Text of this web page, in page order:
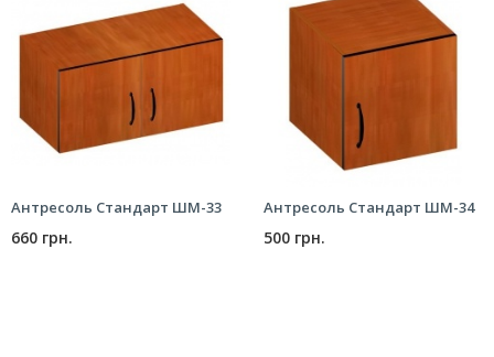
Антресоль Стандарт ШМ-33
660 грн.
Антресоль Стандарт ШМ-34
500 грн.